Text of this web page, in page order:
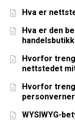
Hva er
Hva er den
Hvorfor
nettstedet
Hvorfor
WYSIWYG-